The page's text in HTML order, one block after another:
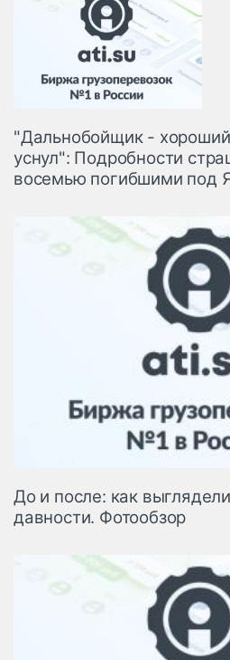
"Дальнобойщик -
уснул": Подробности
восемью погибшими под
До и после: как
давности. Фотообзор